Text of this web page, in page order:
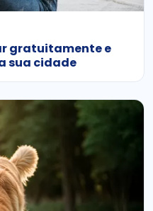
gratuitamente e
sua cidade